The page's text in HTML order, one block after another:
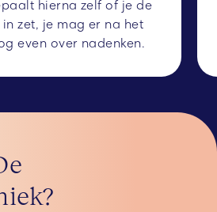
hierna zelf of je de
zet, je mag er na het
even over nadenken.